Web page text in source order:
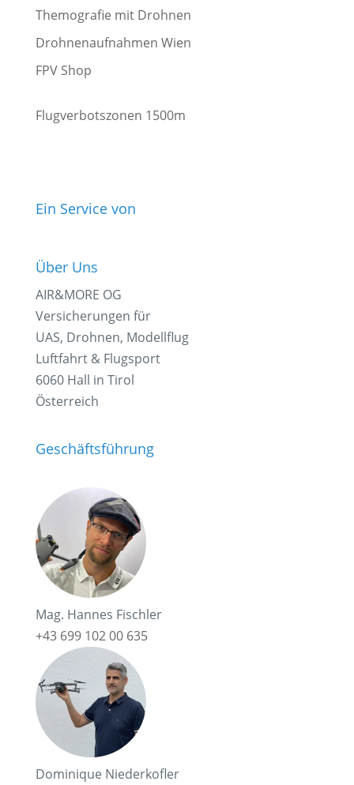
Themografie mit Drohnen
Drohnenaufnahmen Wien
FPV Shop
Flugverbotszonen 1500m
Ein Service von
Über Uns
AIR&MORE OG
Versicherungen für
UAS, Drohnen, Modellflug
Luftfahrt & Flugsport
6060 Hall in Tirol
Österreich
Geschäftsführung
Mag. Hannes Fischler
+43 699 102 00 635
Dominique Niederkofler